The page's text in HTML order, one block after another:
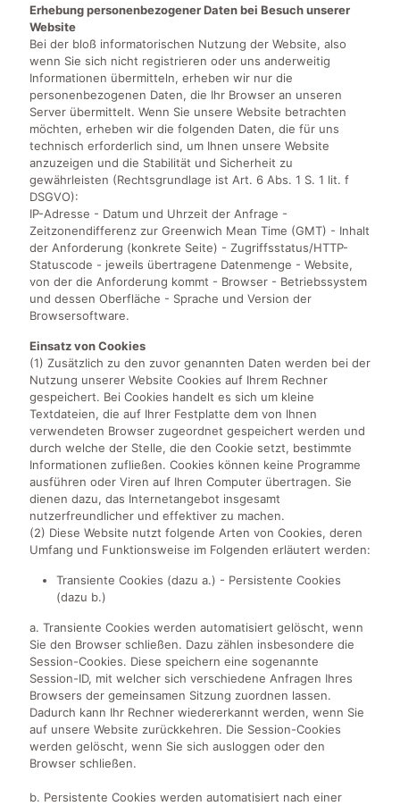
Erhebung personenbezogener Daten bei Besuch unserer
Website
Bei der bloß informatorischen Nutzung der Website, also
wenn Sie sich nicht registrieren oder uns anderweitig
Informationen übermitteln, erheben wir nur die
personenbezogenen Daten, die Ihr Browser an unseren
Server übermittelt. Wenn Sie unsere Website betrachten
möchten, erheben wir die folgenden Daten, die für uns
technisch erforderlich sind, um Ihnen unsere Website
anzuzeigen und die Stabilität und Sicherheit zu
gewährleisten (Rechtsgrundlage ist Art. 6 Abs. 1 S. 1 lit. f
DSGVO):
IP-Adresse - Datum und Uhrzeit der Anfrage -
Zeitzonendifferenz zur Greenwich Mean Time (GMT) - Inhalt
der Anforderung (konkrete Seite) - Zugriffsstatus/HTTP-
Statuscode - jeweils übertragene Datenmenge - Website,
von der die Anforderung kommt - Browser - Betriebssystem
und dessen Oberfläche - Sprache und Version der
Browsersoftware.
Einsatz von Cookies
(1) Zusätzlich zu den zuvor genannten Daten werden bei der
Nutzung unserer Website Cookies auf Ihrem Rechner
gespeichert. Bei Cookies handelt es sich um kleine
Textdateien, die auf Ihrer Festplatte dem von Ihnen
verwendeten Browser zugeordnet gespeichert werden und
durch welche der Stelle, die den Cookie setzt, bestimmte
Informationen zufließen. Cookies können keine Programme
ausführen oder Viren auf Ihren Computer übertragen. Sie
dienen dazu, das Internetangebot insgesamt
nutzerfreundlicher und effektiver zu machen.
(2) Diese Website nutzt folgende Arten von Cookies, deren
Umfang und Funktionsweise im Folgenden erläutert werden:
Transiente Cookies (dazu a.) - Persistente Cookies
(dazu b.)
a. Transiente Cookies werden automatisiert gelöscht, wenn
Sie den Browser schließen. Dazu zählen insbesondere die
Session-Cookies. Diese speichern eine sogenannte
Session-ID, mit welcher sich verschiedene Anfragen Ihres
Browsers der gemeinsamen Sitzung zuordnen lassen.
Dadurch kann Ihr Rechner wiedererkannt werden, wenn Sie
auf unsere Website zurückkehren. Die Session-Cookies
werden gelöscht, wenn Sie sich ausloggen oder den
Browser schließen.
b. Persistente Cookies werden automatisiert nach einer